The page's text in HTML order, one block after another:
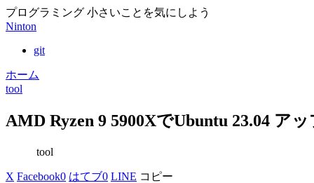
プログラミング 小さいことを気にしよう
Ninton
git
ホーム
tool
AMD Ryzen 9 5900XでUbuntu 23.04 ア
tool
X Facebook0 はてブ0 LINE コピー